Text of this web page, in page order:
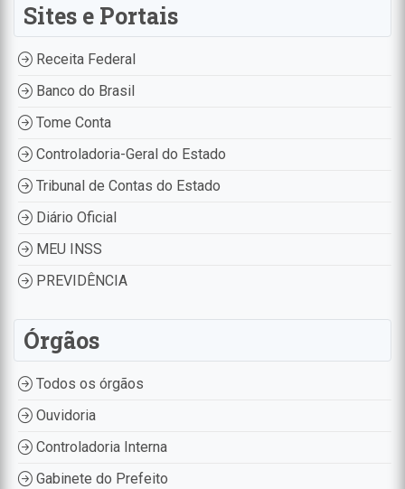
Sites e Portais
Receita Federal
Banco do Brasil
Tome Conta
Controladoria-Geral do Estado
Tribunal de Contas do Estado
Diário Oficial
MEU INSS
PREVIDÊNCIA
Órgãos
Todos os órgãos
Ouvidoria
Controladoria Interna
Gabinete do Prefeito